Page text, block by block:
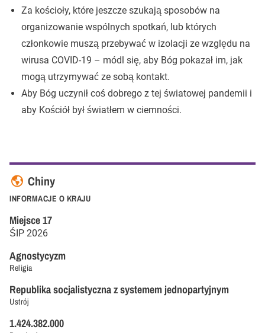
Za kościoły, które jeszcze szukają sposobów na
organizowanie wspólnych spotkań, lub których
członkowie muszą przebywać w izolacji ze względu na
wirusa COVID-19 – módl się, aby Bóg pokazał im, jak
mogą utrzymywać ze sobą kontakt.
Aby Bóg uczynił coś dobrego z tej światowej pandemii i
aby Kościół był światłem w ciemności.
INFORMACJE O KRAJU
Chiny
Miejsce17
ŚIP 2026
Religia
Agnostycyzm
Ustrój
Republika socjalistyczna z systemem jednopartyjnym
1.424.382.000